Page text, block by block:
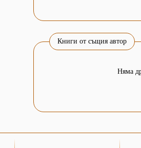
Книги от същия автор
Няма